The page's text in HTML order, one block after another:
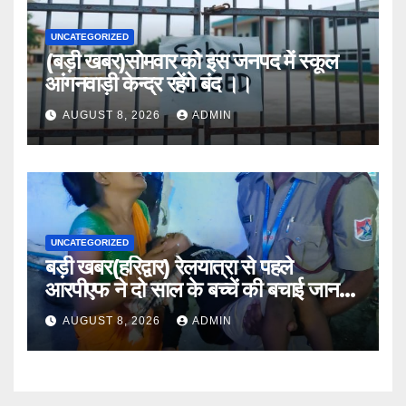
UNCATEGORIZED
(बड़ी खबर)सोमवार को इस जनपद में स्कूल
आंगनवाड़ी केन्द्र रहेंगे बंद ।।
AUGUST 8, 2026 ADMIN
UNCATEGORIZED
बड़ी खबर(हरिद्वार) रेलयात्रा से पहले
आरपीएफ ने दो साल के बच्चें की बचाई जान
।।AUGUST 8, 2026 ADMIN